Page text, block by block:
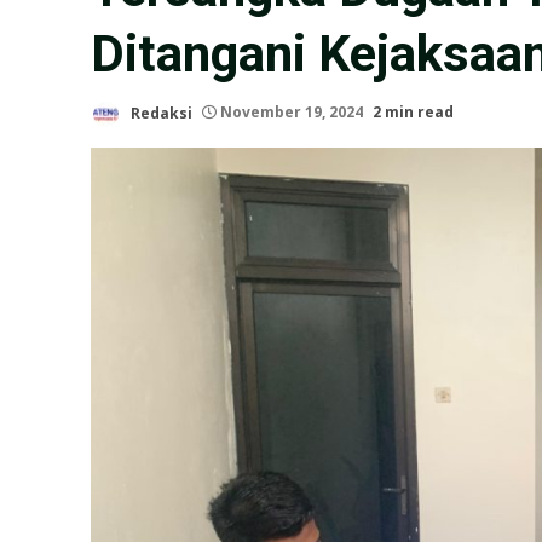
Ditangani
Redaksi November 19, 2024 2 min read